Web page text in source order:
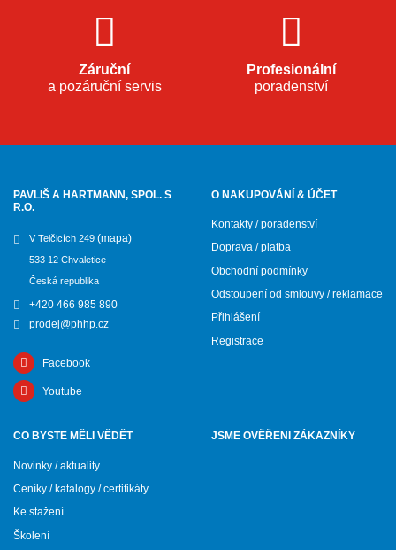
Záruční
a pozáruční servis
Profesionální
poradenství
PAVLIŠ A HARTMANN, SPOL. S
R.O.
V Telčicích 249 (mapa)
533 12 Chvaletice
Česká republika
+420 466 985 890
prodej@phhp.cz
Facebook
Youtube
O NAKUPOVÁNÍ & ÚČET
Kontakty / poradenství
Doprava / platba
Obchodní podmínky
Odstoupení od smlouvy / reklamace
Přihlášení
Registrace
CO BYSTE MĚLI VĚDĚT
Novinky / aktuality
Ceníky / katalogy / certifikáty
Ke stažení
Školení
JSME OVĚŘENI ZÁKAZNÍKY